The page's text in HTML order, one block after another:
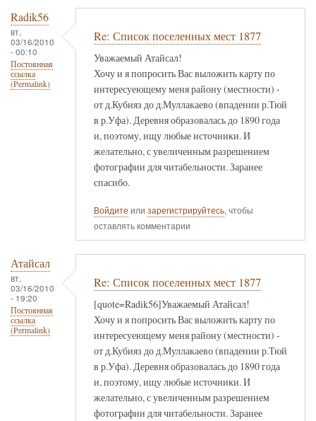
Radik56
вт,
03/16/2010
- 00:10
Постоянная
ссылка
(Permalink)
Re: Список поселенных мест 1877
Уважаемый Атайсал!
Хочу и я попросить Вас выложить карту по
интересуеющему меня району (местности) -
от д.Кубияз до д.Муллакаево (впадении р.Тюй
в р.Уфа). Деревня образовалась до 1890 года
и, поэтому, ищу любые источники. И
желательно, с увеличенным разрешением
фотографии для читабельности. Заранее
спасибо.
Войдите или зарегистрируйтесь, чтобы
оставлять комментарии
Атайсал
вт,
03/16/2010
- 19:20
Постоянная
ссылка
(Permalink)
Re: Список поселенных мест 1877
[quote=Radik56]Уважаемый Атайсал!
Хочу и я попросить Вас выложить карту по
интересуеющему меня району (местности) -
от д.Кубияз до д.Муллакаево (впадении р.Тюй
в р.Уфа). Деревня образовалась до 1890 года
и, поэтому, ищу любые источники. И
желательно, с увеличенным разрешением
фотографии для читабельности. Заранее